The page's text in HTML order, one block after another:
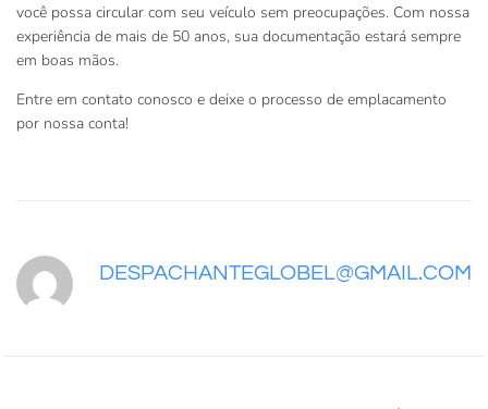
você possa circular com seu veículo sem preocupações. Com nossa
experiência de mais de 50 anos, sua documentação estará sempre
em boas mãos.
Entre em contato conosco e deixe o processo de emplacamento
por nossa conta!
DESPACHANTEGLOBEL@GMAIL.COM